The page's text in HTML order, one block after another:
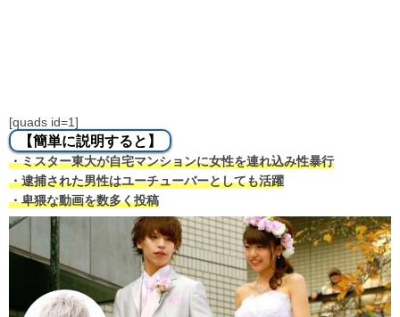
[quads id=1]
【簡単に説明すると】
・ミスター東大が自宅マンションに女性を連れ込み性暴行
・逮捕された男性はユーチューバーとしても活躍
・卑猥な動画を数多く投稿